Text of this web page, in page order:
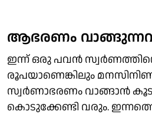
ആഭരണം
ഇന്ന് ഒരു പവന്‍ സ്വര്‍ണത്തിന്റെ
രൂപയാണെങ്കിലും
സ്വര്‍ണാഭരണം വാങ്ങാന്‍
കൊടുക്കേണ്ടി വരും.